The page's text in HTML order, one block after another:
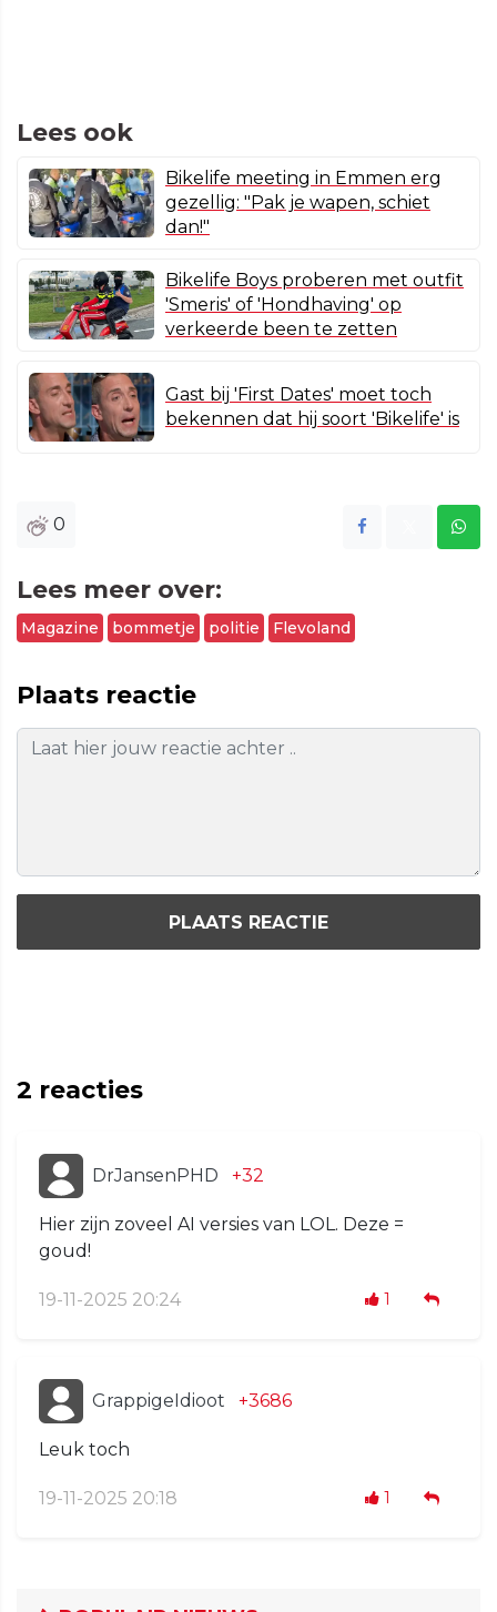
Lees ook
Bikelife meeting in Emmen erg
gezellig: "Pak je wapen, schiet
dan!"
Bikelife Boys proberen met outfit
'Smeris' of 'Hondhaving' op
verkeerde been te zetten
Gast bij 'First Dates' moet toch
bekennen dat hij soort 'Bikelife' is
0
Lees meer over:
Magazine bommetje politie Flevoland
Plaats reactie
PLAATS REACTIE
2 reacties
DrJansenPHD +32
Hier zijn zoveel AI versies van LOL. Deze =
goud!
19-11-2025 20:24 1
GrappigeIdioot +3686
Leuk toch
19-11-2025 20:18 1